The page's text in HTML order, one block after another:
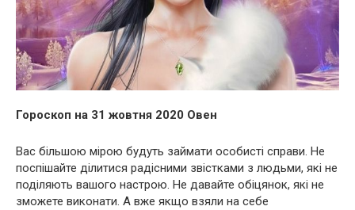
Гороскоп на 31 жовтня 2020 Овен
Вас більшою мірою будуть займати особисті справи. Не
поспішайте ділитися радісними звістками з людьми, які не
поділяють вашого настрою. Не давайте обіцянок, які не
зможете виконати. А вже якщо взяли на себе